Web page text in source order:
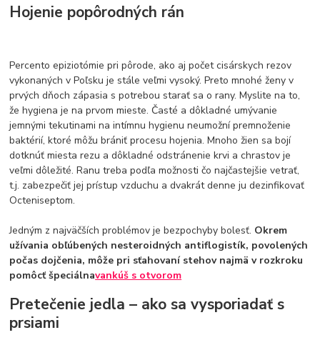
Hojenie popôrodných rán
Percento epiziotómie pri pôrode, ako aj počet cisárskych rezov
vykonaných v Poľsku je stále veľmi vysoký. Preto mnohé ženy v
prvých dňoch zápasia s potrebou starať sa o rany. Myslite na to,
že hygiena je na prvom mieste. Časté a dôkladné umývanie
jemnými tekutinami na intímnu hygienu neumožní premnoženie
baktérií, ktoré môžu brániť procesu hojenia. Mnoho žien sa bojí
dotknúť miesta rezu a dôkladné odstránenie krvi a chrastov je
veľmi dôležité. Ranu treba podľa možnosti čo najčastejšie vetrať,
t.j. zabezpečiť jej prístup vzduchu a dvakrát denne ju dezinfikovať
Octeniseptom.
Jedným z najväčších problémov je bezpochyby bolesť. Okrem
užívania obľúbených nesteroidných antiflogistík, povolených
počas dojčenia, môže pri sťahovaní stehov najmä v rozkroku
pomôcť špeciálnavankúš s otvorom
Pretečenie jedla – ako sa vysporiadať s
prsiami